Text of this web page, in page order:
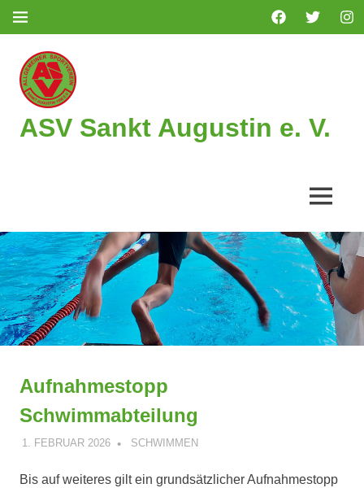
Zum
FacebookTwitter
MENÜ
ASV Sankt Augustin e. V.
MENÜ
Aufnahmestopp
Schwimmabteilung
1. FEBRUAR 2026 ANDREAS PÄTSCHINSKY
SCHWIMMEN
Bis auf weiteres gilt ein grundsätzlicher Aufnahmestopp